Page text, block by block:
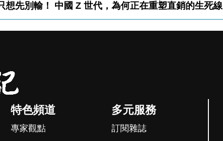
怎麼成功不重要，我只想先別輸！ 中國 Z 世代，為何正在重塑直銷的生死線
特色頻道
專家觀點
多元服務
訂閱雜誌